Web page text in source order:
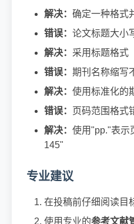
解决： 确定一种格式
错误： 论文标题大小
解决： 采用标题格式
错误： 期刊名称缩写
解决： 使用标准化的
错误：
页码范围格式
解决： 使用"pp."表示
145"
专业建议
在投稿前仔细阅读目
使用专业的参考文献